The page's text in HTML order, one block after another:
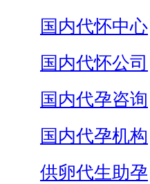
国内代怀中心
国内代怀公司
国内代孕咨询
国内代孕机构
供卵代生助孕